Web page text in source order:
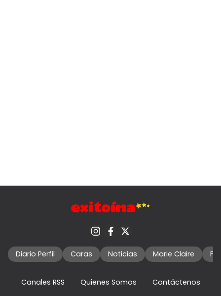
Diario Perfil Caras Noticias Marie Claire
Canales RSS Quienes Somos
Contáctenos